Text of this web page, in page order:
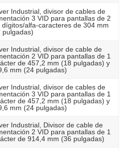
Industrial, divisor de cables de
3 VID para pantallas de 2
dígitos/alfa-caracteres de 304 mm
pulgadas)
Industrial, divisor de cable de
2 VID para pantallas de 1
de 457,2 mm (18 pulgadas) y
mm (24 pulgadas)
Industrial, divisor de cables de
3 VID para pantallas de 1
de 457,2 mm (18 pulgadas) y
mm (24 pulgadas)
Industrial, Divisor de cable de
2 VID para pantallas de 1
de 914,4 mm (36 pulgadas)